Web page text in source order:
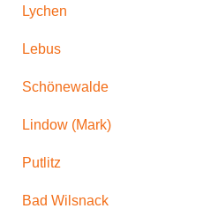
Lychen
Lebus
Schönewalde
Lindow (Mark)
Putlitz
Bad Wilsnack